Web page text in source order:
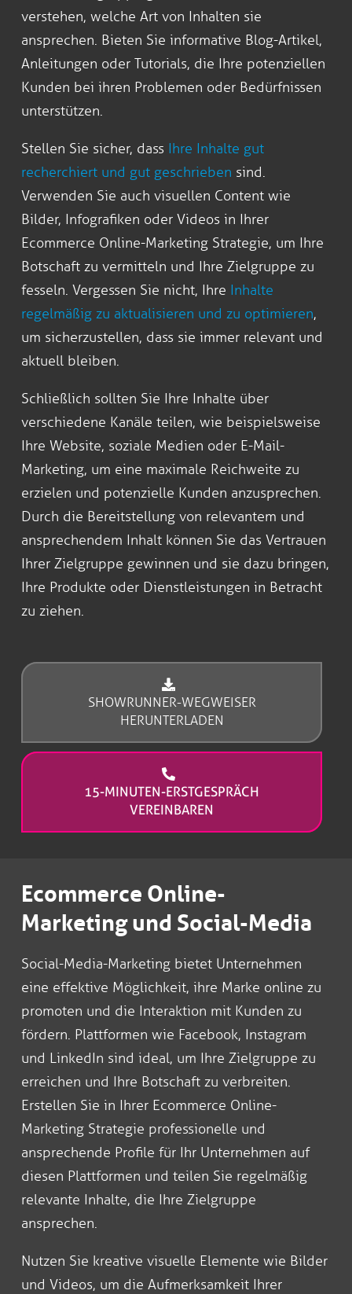
verstehen, welche Art von Inhalten sie
ansprechen. Bieten Sie informative Blog-Artikel,
Anleitungen oder Tutorials, die Ihre potenziellen
Kunden bei ihren Problemen oder Bedürfnissen
unterstützen.
Stellen Sie sicher, dass Ihre Inhalte gut
recherchiert und gut geschrieben sind.
Verwenden Sie auch visuellen Content wie
Bilder, Infografiken oder Videos in Ihrer
Ecommerce Online-Marketing Strategie, um Ihre
Botschaft zu vermitteln und Ihre Zielgruppe zu
fesseln. Vergessen Sie nicht, Ihre Inhalte
regelmäßig zu aktualisieren und zu optimieren,
um sicherzustellen, dass sie immer relevant und
aktuell bleiben.
Schließlich sollten Sie Ihre Inhalte über
verschiedene Kanäle teilen, wie beispielsweise
Ihre Website, soziale Medien oder E-Mail-
Marketing, um eine maximale Reichweite zu
erzielen und potenzielle Kunden anzusprechen.
Durch die Bereitstellung von relevantem und
ansprechendem Inhalt können Sie das Vertrauen
Ihrer Zielgruppe gewinnen und sie dazu bringen,
Ihre Produkte oder Dienstleistungen in Betracht
zu ziehen.
SHOWRUNNER-WEGWEISER
HERUNTERLADEN
15-MINUTEN-ERSTGESPRÄCH
VEREINBAREN
Ecommerce Online-
Marketing und Social-Media
Social-Media-Marketing bietet Unternehmen
eine effektive Möglichkeit, ihre Marke online zu
promoten und die Interaktion mit Kunden zu
fördern. Plattformen wie Facebook, Instagram
und LinkedIn sind ideal, um Ihre Zielgruppe zu
erreichen und Ihre Botschaft zu verbreiten.
Erstellen Sie in Ihrer Ecommerce Online-
Marketing Strategie professionelle und
ansprechende Profile für Ihr Unternehmen auf
diesen Plattformen und teilen Sie regelmäßig
relevante Inhalte, die Ihre Zielgruppe
ansprechen.
Nutzen Sie kreative visuelle Elemente wie Bilder
und Videos, um die Aufmerksamkeit Ihrer